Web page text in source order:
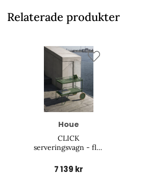
Relaterade produkter
Houe
CLICK
serveringsvagn - fler
7 139 kr